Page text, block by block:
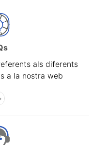
als diferents
a la nostra web